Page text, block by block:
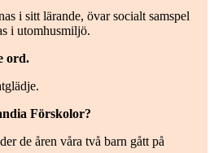
i sitt lärande, övar socialt samspel
i utomhusmiljö.
ord.
Förskolor?
de åren våra två barn gått på